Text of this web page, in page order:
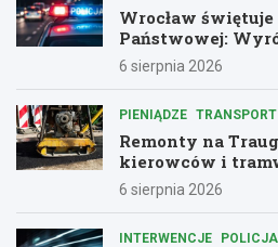
Wrocław
Państwowej:
podziękowania
6 sierpnia 2026
PIENIĄDZE TRANSPORT
Remonty na
kierowców i
6 sierpnia 2026
INTERWENCJE POLICJA